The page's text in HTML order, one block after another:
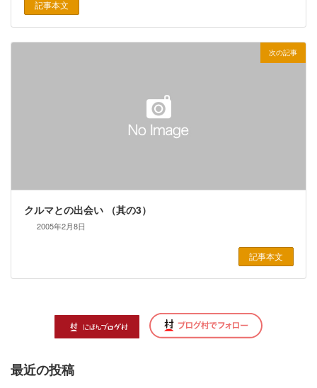
記事本文
次の記事
クルマとの出会い （其の3）
2005年2月8日
記事本文
最近の投稿